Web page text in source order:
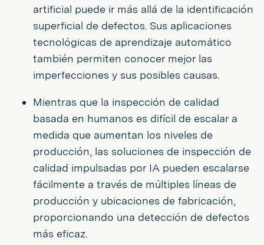
artificial puede ir más allá de la identificación
superficial de defectos. Sus aplicaciones
tecnológicas de aprendizaje automático
también permiten conocer mejor las
imperfecciones y sus posibles causas.
Mientras que la inspección de calidad
basada en humanos es difícil de escalar a
medida que aumentan los niveles de
producción, las soluciones de inspección de
calidad impulsadas por IA pueden escalarse
fácilmente a través de múltiples líneas de
producción y ubicaciones de fabricación,
proporcionando una detección de defectos
más eficaz.